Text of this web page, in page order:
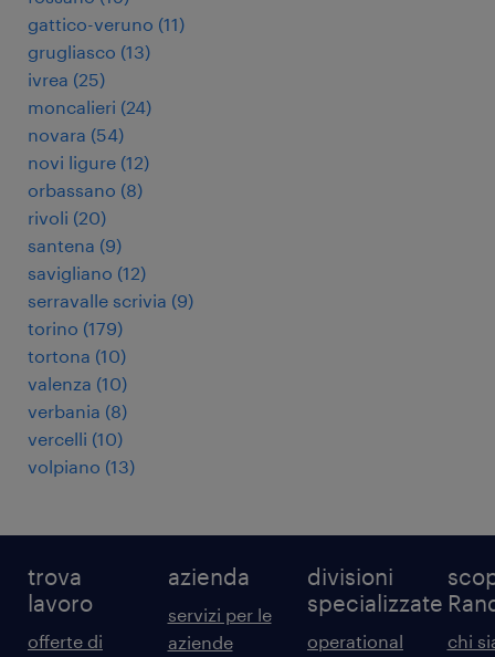
gattico-veruno (11)
grugliasco (13)
ivrea (25)
moncalieri (24)
novara (54)
novi ligure (12)
orbassano (8)
rivoli (20)
santena (9)
savigliano (12)
serravalle scrivia (9)
torino (179)
tortona (10)
valenza (10)
verbania (8)
vercelli (10)
volpiano (13)
trova
lavoro
offerte di
azienda
servizi per le
aziende
divisioni
specializzate
operational
chi